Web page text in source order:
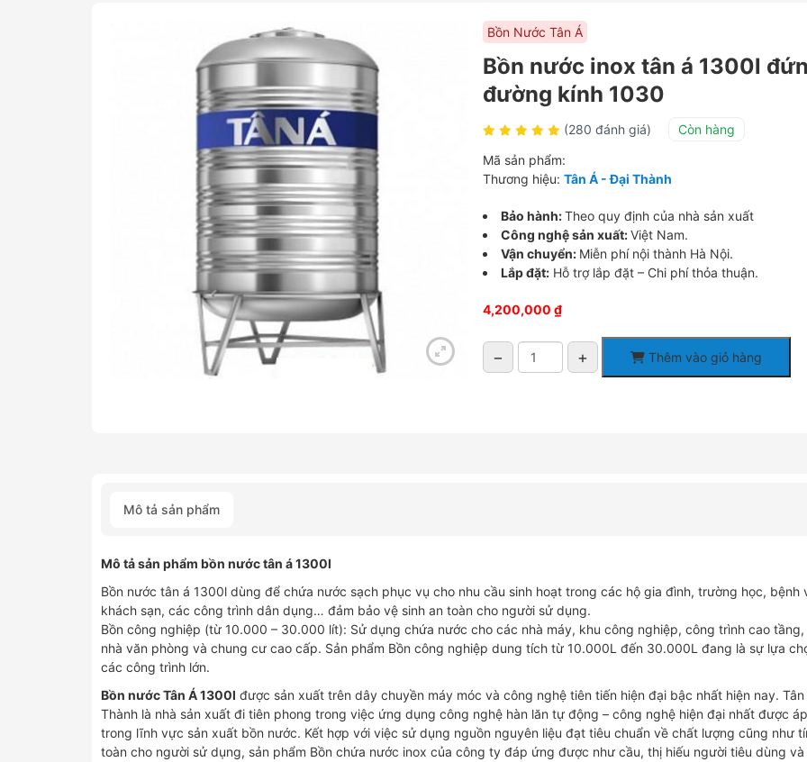
Bồn Nước Tân Á
Bồn nước inox tân á 1300l
đường kính 1030
(280 đánh giá)
Còn hàng
Mã sản phẩm:
Thương hiệu: Tân Á - Đại Thành
Bảo hành:Theo quy định của nhà sản xuất
Công nghệ sản xuất:Việt Nam.
Vận chuyển: Miễn phí nội thành Hà Nội.
Lắp đặt:Hỗ trợ lắp đặt – Chi phí thỏa thuận.
4,200,000 ₫
− + Thêm vào giỏ hàng
Mô tả sản phẩm
Mô tả sản phẩm bồn nước tân á 1300l
Bồn nước tân á 1300l dùng để chứa nước sạch phục vụ cho nhu cầu sinh hoạt trong các hộ gia đình, trường học, bệnh
khách sạn, các công trình dân dụng… đảm bảo vệ sinh an toàn cho người sử dụng.
Bồn công nghiệp (từ 10.000 – 30.000 lít): Sử dụng chứa nước cho các nhà máy, khu công nghiệp, công trình cao tầng,
nhà văn phòng và chung cư cao cấp. Sản phẩm Bồn công nghiệp dung tích từ 10.000L đến 30.000L đang là sự lựa
các công trình lớn.
Bồn nước Tân Á 1300l được sản xuất trên dây chuyền máy móc và công nghệ tiên tiến hiện đại bậc nhất hiện nay.
Thành là nhà sản xuất đi tiên phong trong việc ứng dụng công nghệ hàn lăn tự động – công nghệ hiện đại nhất được
trong lĩnh vực sản xuất bồn nước. Kết hợp với việc sử dụng nguồn nguyên liệu đạt tiêu chuẩn về chất lượng cũng như
toàn cho người sử dụng, sản phẩm Bồn chứa nước inox của công ty đáp ứng được như cầu, thị hiếu người tiêu dùng và